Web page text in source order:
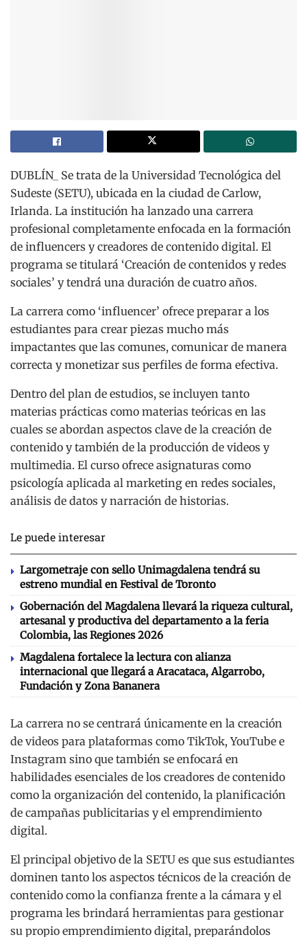
DUBLÍN_ Se trata de la Universidad Tecnológica del
Sudeste (SETU), ubicada en la ciudad de Carlow,
Irlanda. La institución ha lanzado una carrera
profesional completamente enfocada en la formación
de influencers y creadores de contenido digital. El
programa se titulará ‘Creación de contenidos y redes
sociales’ y tendrá una duración de cuatro años.
La carrera como ‘influencer’ ofrece preparar a los
estudiantes para crear piezas mucho más
impactantes que las comunes, comunicar de manera
correcta y monetizar sus perfiles de forma efectiva.
Dentro del plan de estudios, se incluyen tanto
materias prácticas como materias teóricas en las
cuales se abordan aspectos clave de la creación de
contenido y también de la producción de videos y
multimedia. El curso ofrece asignaturas como
psicología aplicada al marketing en redes sociales,
análisis de datos y narración de historias.
Le puede interesar
Largometraje con sello Unimagdalena tendrá su
estreno mundial en Festival de Toronto
Gobernación del Magdalena llevará la riqueza cultural,
artesanal y productiva del departamento a la feria
Colombia, las Regiones 2026
Magdalena fortalece la lectura con alianza
internacional que llegará a Aracataca, Algarrobo,
Fundación y Zona Bananera
La carrera no se centrará únicamente en la creación
de videos para plataformas como TikTok, YouTube e
Instagram sino que también se enfocará en
habilidades esenciales de los creadores de contenido
como la organización del contenido, la planificación
de campañas publicitarias y el emprendimiento
digital.
El principal objetivo de la SETU es que sus estudiantes
dominen tanto los aspectos técnicos de la creación de
contenido como la confianza frente a la cámara y el
programa les brindará herramientas para gestionar
su propio emprendimiento digital, preparándolos